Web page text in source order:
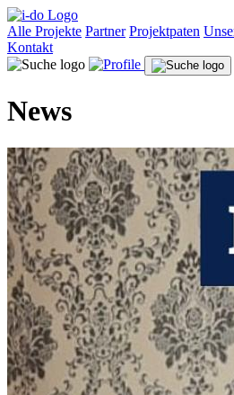
Alle Projekte Partner Projektpaten
Kontakt
News